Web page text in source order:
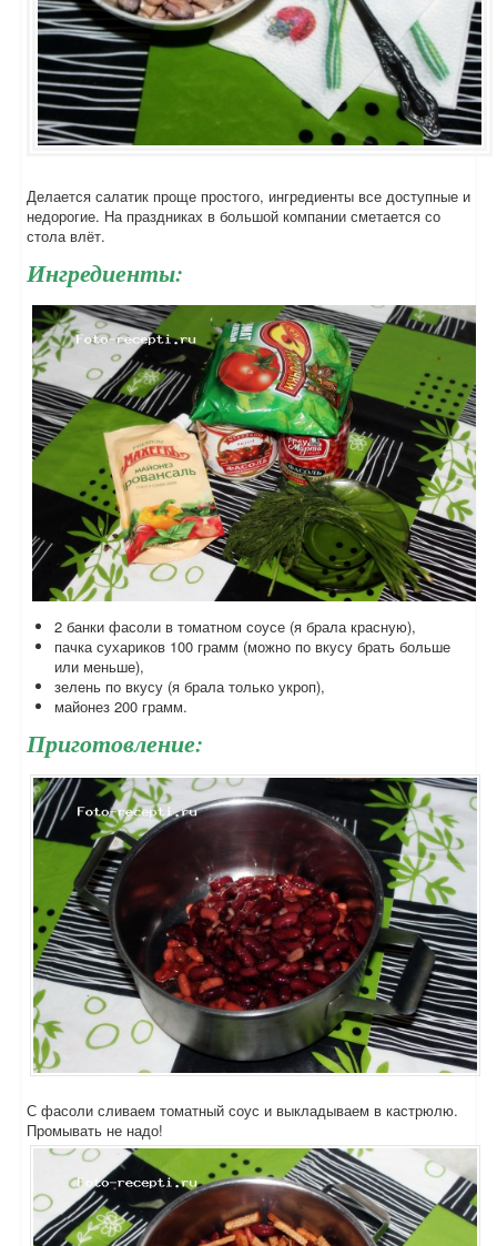
Делается салатик проще простого, ингредиенты все доступные и
недорогие. На праздниках в большой компании сметается со
стола влёт.
Ингредиенты:
2 банки фасоли в томатном соусе (я брала красную),
пачка сухариков 100 грамм (можно по вкусу брать больше
или меньше),
зелень по вкусу (я брала только укроп),
майонез 200 грамм.
Приготовление:
С фасоли сливаем томатный соус и выкладываем в кастрюлю.
Промывать не надо!